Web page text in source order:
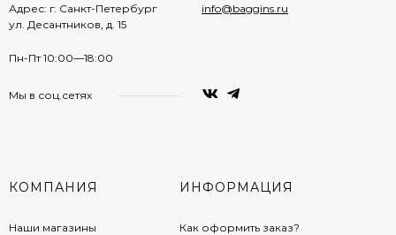
Адрес: г. Санкт-Петербург
ул. Десантников, д. 15
info@baggins.ru
Пн-Пт 10:00—18:00
Мы в соц.сетях
КОМПАНИЯ
Наши магазины
ИНФОРМАЦИЯ
Как оформить заказ?